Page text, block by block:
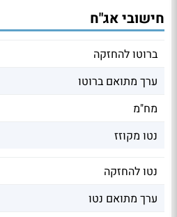
חישובי אג"ח
ברוטו להחזקה
ערך מתואם ברוטו
מח"מ
נטו מקוזז
נטו להחזקה
ערך מתואם נטו